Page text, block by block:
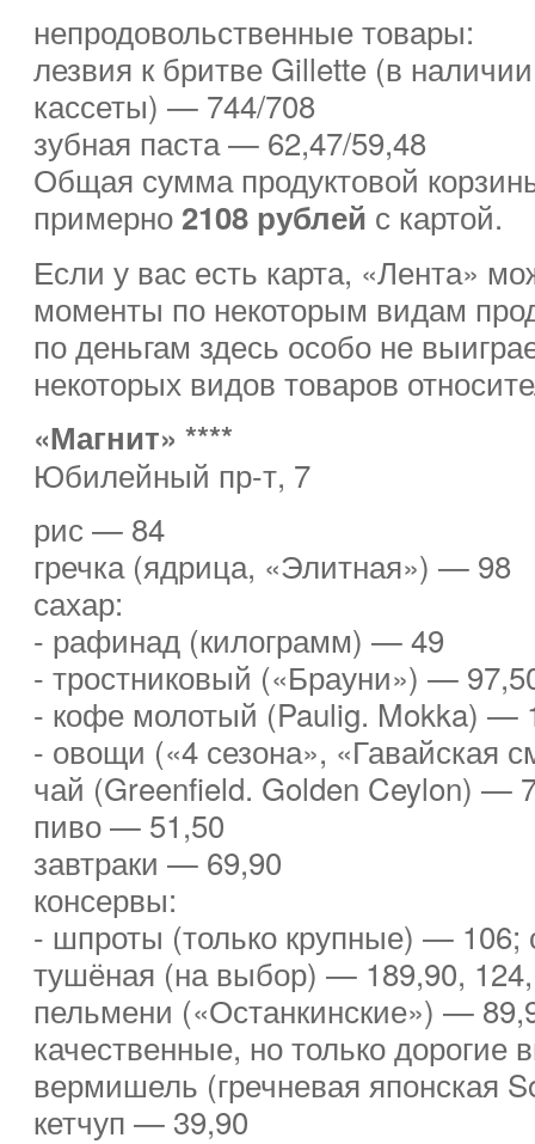
непродовольственные товары:
лезвия к бритве Gillette (в
кассеты) — 744/708
зубная паста — 62,47/59,48
Общая сумма продуктовой
примерно2108 рублей с картой.
Если у вас есть карта, «Лента»
моменты по некоторым видам
по деньгам здесь особо не
некоторых видов товаров
«Магнит» ****
Юбилейный пр-т, 7
рис — 84
гречка (ядрица, «Элитная») — 98
сахар:
- рафинад (килограмм) — 49
- тростниковый («Брауни») —
- кофе молотый (Paulig. Mokka) —
- овощи («4 сезона», «Гавайская
чай (Greenfield. Golden Ceylon) —
пиво — 51,50
завтраки — 69,90
консервы:
- шпроты (только крупные) — 106;
тушёная (на выбор) — 189,90,
пельмени («Останкинские») —
качественные, но только дорогие
вермишель (гречневая японская
кетчуп — 39,90